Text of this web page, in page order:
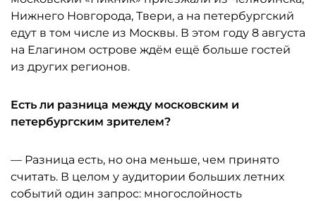
Нижнего Новгорода, Твери, а на петербургский
едут в том числе из Москвы. В этом году 8 августа
на Елагином острове ждём ещё больше гостей
из других регионов.
Есть ли разница между московским и
петербургским зрителем?
— Разница есть, но она меньше, чем принято
считать. В целом у аудитории больших летних
событий один запрос: многослойность